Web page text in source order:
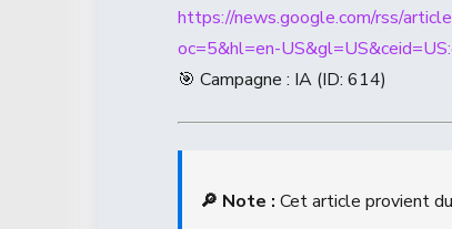
https://news.google.com/rss/
oc=5&hl=en-
🎯 Campagne : IA (ID: 614)
🔎 Note : Cet article provient